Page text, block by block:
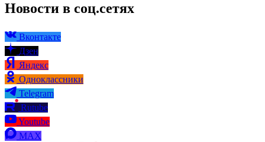
Новости в соц.сетях
Вконтакте
Дзен
Яндекс
Одноклассники
Telegram
Rutube
Youtube
MAX